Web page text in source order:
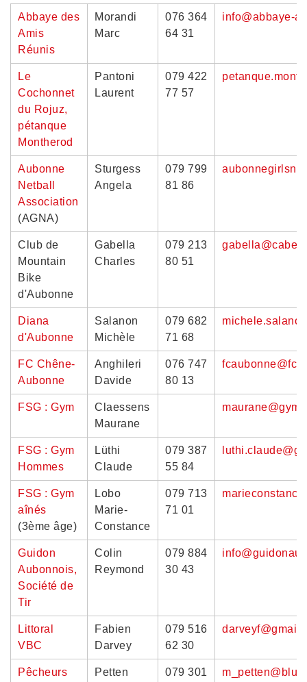
Abbaye des
Amis
Réunis
Morandi
Marc
076 364
64 31
info@abbaye-
Le
Cochonnet
du Rojuz,
pétanque
Montherod
Pantoni
Laurent
079 422
77 57
Aubonne
Netball
Association
(AGNA)
Sturgess
Angela
079 799
81 86
Club de
Mountain
Bike
d'Aubonne
Gabella
Charles
079 213
80 51
Diana
d'Aubonne
Salanon
Michèle
079 682
71 68
FC Chêne-
Aubonne
Anghileri
Davide
076 747
80 13
FSG : Gym
Claessens
Maurane
FSG : Gym
Hommes
Lüthi
Claude
079 387
55 84
FSG : Gym
aînés
(3ème âge)
Lobo
Marie-
Constance
079 713
71 01
Guidon
Aubonnois,
Société de
Tir
Colin
Reymond
079 884
30 43
Littoral
VBC
Fabien
Darvey
079 516
62 30
Pêcheurs
Petten
079 301